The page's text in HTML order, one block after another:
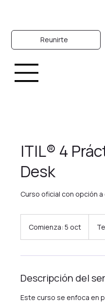
Reunirte
ITIL® 4
Desk
Curso oficial con opción
Comienza: 5 oct
i
z
Descripción del
Este curso se enfoca en